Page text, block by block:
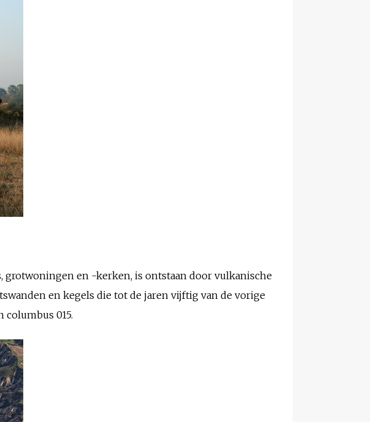
grotwoningen en -kerken, is ontstaan door vulkanische
en kegels die tot de jaren vijftig van de vorige
columbus 015.